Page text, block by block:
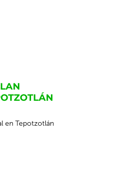
en Tepotzotlán